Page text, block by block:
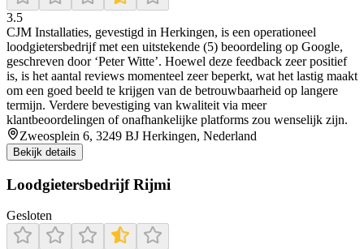
3.5
CJM Installaties, gevestigd in Herkingen, is een operationeel
loodgietersbedrijf met een uitstekende (5) beoordeling op Google,
geschreven door ‘Peter Witte’. Hoewel deze feedback zeer positief
is, is het aantal reviews momenteel zeer beperkt, wat het lastig maakt
om een goed beeld te krijgen van de betrouwbaarheid op langere
termijn. Verdere bevestiging van kwaliteit via meer
klantbeoordelingen of onafhankelijke platforms zou wenselijk zijn.
Zweosplein 6, 3249 BJ Herkingen, Nederland
Bekijk details
Loodgietersbedrijf Rijmi
Gesloten